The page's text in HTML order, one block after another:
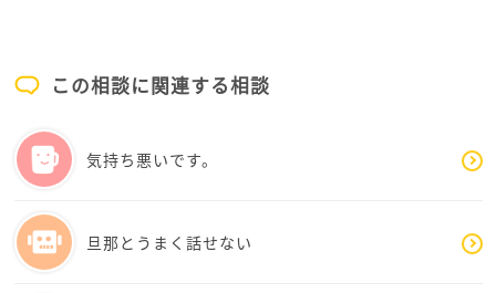
幾つか考えてみました。
でも冷静に。
・「ちょっとセンスが違う」と返答する。
・デジタルの話題を振る。
どうですか?
この相談に関連する相談
気持ち悪いです。
旦那とうまく話せない